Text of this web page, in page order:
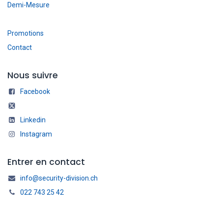
Demi-Mesure
Promotions
Contact
Nous suivre
Facebook
Linkedin
Instagram
Entrer en contact
info@security-division.ch
022 743 25 42